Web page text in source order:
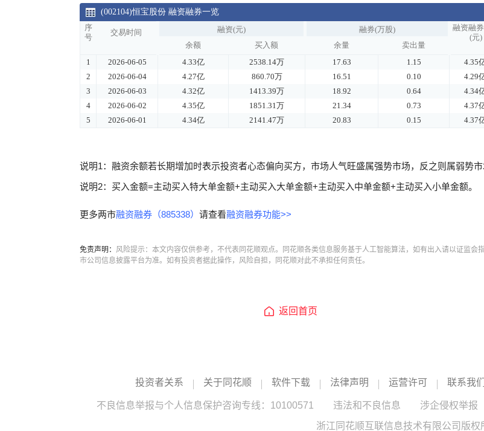
说明1：融资余额若长期增加时表示投资者心态偏向买方，市场人气旺盛属强势市场，反之则属弱势市
说明2：买入金额=主动买入特大单金额+主动买入大单金额+主动买入中单金额+主动买入小单金额。
更多两市融资融券（885338） 请查看融资融券功能>>
免责声明： 风险提示：本文内容仅供参考，不代表同花顺观点。同花顺各类信息服务基于人工智能算法，如有出入请以证监会
市公司信息披露平台为准。如有投资者据此操作，风险自担，同花顺对此不承担任何责任。
返回首页
投资者关系 关于同花顺 软件下载 法律声明 运营许可 联系我们
不良信息举报与个人信息保护咨询专线：10100571 违法和不良信息 涉企侵权举报
浙江同花顺互联信息技术有限公司版权